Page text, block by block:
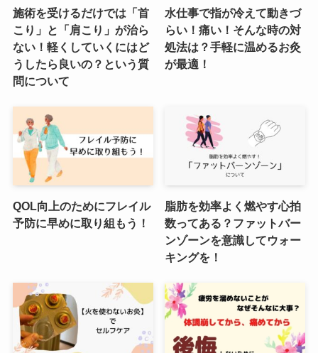
施術を受けるだけでは「首
こり」と「肩こり」が治ら
ない！軽くしていくにはど
うしたら良いの？という質
問について
水仕事で指が冷えて動きづ
らい！痛い！そんな時の対
処法は？手軽に温めるお灸
が最適！
QOL向上のためにフレイル
予防に早めに取り組もう！
脂肪を効率よく燃やす心拍
数ってある？ファットバー
ンゾーンを意識してウォー
キングを！